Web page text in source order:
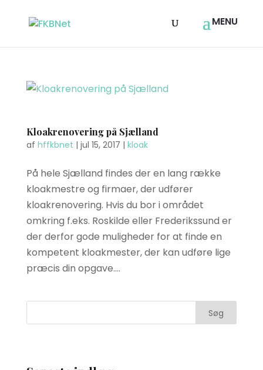
Kloakrenovering på Sjælland
af hffkbnet | jul 15, 2017 | kloak
På hele Sjælland findes der en lang række
kloakmestre og firmaer, der udfører
kloakrenovering. Hvis du bor i området
omkring f.eks. Roskilde eller Frederikssund er
der derfor gode muligheder for at finde en
kompetent kloakmester, der kan udføre lige
præcis din opgave....